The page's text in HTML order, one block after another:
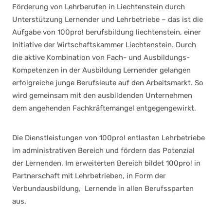
Förderung von Lehrberufen in Liechtenstein durch
Unterstützung Lernender und Lehrbetriebe – das ist die
Aufgabe von 100pro! berufsbildung liechtenstein, einer
Initiative der Wirtschaftskammer Liechtenstein. Durch
die aktive Kombination von Fach- und Ausbildungs-
Kompetenzen in der Ausbildung Lernender gelangen
erfolgreiche junge Berufsleute auf den Arbeitsmarkt. So
wird gemeinsam mit den ausbildenden Unternehmen
dem angehenden Fachkräftemangel entgegengewirkt.
Die Dienstleistungen von 100pro! entlasten Lehrbetriebe
im administrativen Bereich und fördern das Potenzial
der Lernenden. Im erweiterten Bereich bildet 100pro! in
Partnerschaft mit Lehrbetrieben, in Form der
Verbundausbildung, Lernende in allen Berufssparten
aus.